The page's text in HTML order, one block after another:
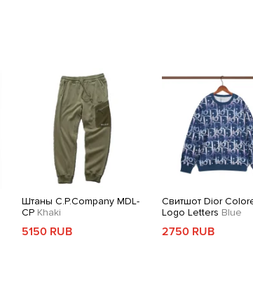
Штаны C.P.Company MDL-
CP Khaki
5150 RUB
Свитшот Dior
Logo Letters Blue
2750 RUB